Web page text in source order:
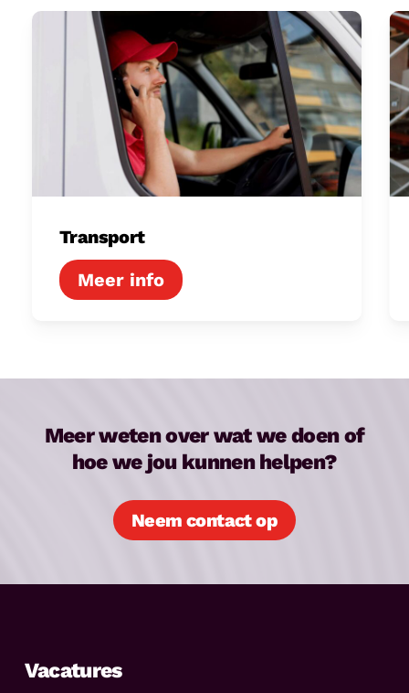
Transport
Transport
Meer weten over wat we doen of
hoe we jou kunnen helpen?
Neem contact op
Vacatures